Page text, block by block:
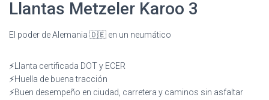
Llantas Metzeler Karoo 3
El poder de Alemania 🇩🇪 en un neumático
⚡️Llanta certificada DOT y ECER
⚡️Huella de buena tracción
⚡️Buen desempeño en ciudad, carretera y caminos sin asfaltar